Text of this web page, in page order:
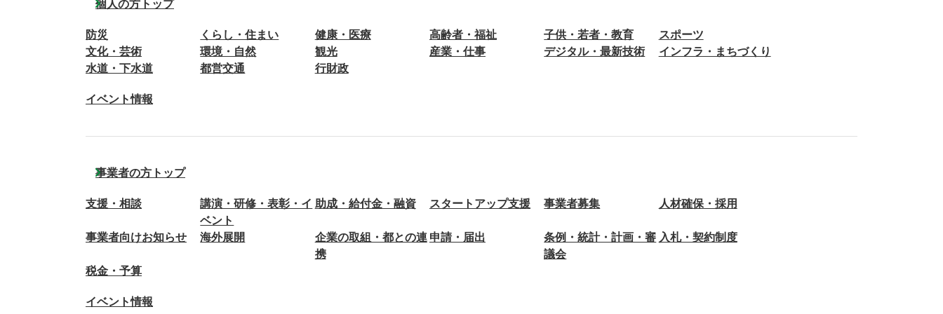
個人の方トップ
防災 くらし・住まい 健康・医療 高齢者・福祉 子供・若者・教育
スポーツ
文化・芸術
環境・自然 観光 産業・仕事 デジタル・最新技術
インフラ・まちづくり
水道・下水道
都営交通 行財政
イベント情報
事業者の方トップ
支援・相談
講演・研修・表彰・イ
ベント
助成・給付金・融資 スタートアップ支援 事業者募集 人材確保・採用
事業者向けお知らせ 海外展開
企業の取組・都との連
携
申請・届出
条例・統計・計画・審
議会
入札・契約制度
税金・予算
イベント情報